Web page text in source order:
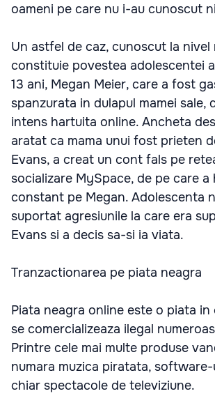
oameni pe care nu i-au cunoscut
Un astfel de caz, cunoscut la nivel
constituie povestea adolescentei
13 ani, Megan Meier, care a fost
spanzurata in dulapul mamei sale,
intens hartuita online. Ancheta
aratat ca mama unui fost prieten
Evans, a creat un cont fals pe
socializare MySpace, de pe care a
constant pe Megan. Adolescenta
suportat agresiunile la care era
Evans si a decis sa-si ia viata.
Tranzactionarea pe piata neagra
Piata neagra online este o piata in
se comercializeaza ilegal
Printre cele mai multe produse
numara muzica piratata, software-
chiar spectacole de televiziune.